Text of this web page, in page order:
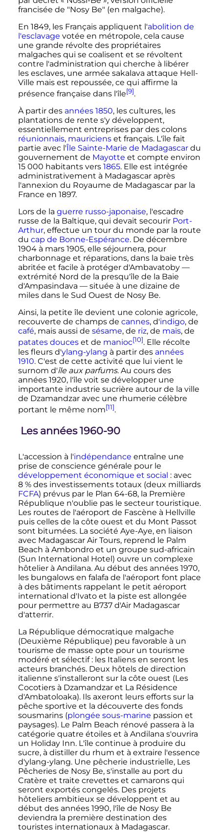
francisée de "Nosy Be" (en malgache).
En 1849, les Français appliquent l'abolition de
l'esclavage votée en métropole, cela cause
une grande révolte des propriétaires
malgaches qui se coalisent et se révoltent
contre l'administration qui cherche à libérer
les esclaves, une armée sakalava attaque Hell-
Ville mais est repoussée, ce qui affirme la
présence française dans l'île[9].
À partir des années 1850, les cultures, les
plantations de rente s'y développent,
essentiellement entreprises par des colons
réunionnais, mauricienset français. L'île fait
partie avec l'Île Sainte-Marie de Madagascardu
gouvernement de Mayotte et compte environ
15 000 habitantsvers 1865. Elle est intégrée
administrativement à Madagascar après
l'annexion du Royaume de Madagascar par la
France en 1897.
Lors de la guerre russo-japonaise, l'escadre
russe de la Baltique, qui devait secourir Port-
Arthur, effectue un tour du monde par la route
du cap de Bonne-Espérance. De décembre
1904 à mars 1905, elle séjournera, pour
charbonnage et réparations, dans la baie très
abritée et facile à protéger d'Ambavatoby —
extrémité Nord de la presqu'île de la Baie
d'Ampasindava —située à une dizaine de
miles dans le Sud Ouest de Nosy Be.
Ainsi, la petite île devient une colonie agricole,
recouverte de champs de cannes, d'indigo, de
café, mais aussi de sésame, de riz, de maïs, de
patates douceset de manioc[10]. Elle récolte
les fleurs d'ylang-ylang à partir des années
1910. C'est de cette activité que lui vient le
surnom d'île aux parfums. Au cours des
années 1920, l'île voit se développer une
importante industrie sucrière autour de la ville
de Dzamandzar avec une rhumerie célèbre
portant le même nom[11].
Les années 1960-90
L'accession à l'indépendance entraîne une
prise de conscience générale pour le
développement économique et social : avec
8 % des investissements totaux (deux milliards
FCFA) prévus par le Plan 64-68, la Première
République n'oublie pas le secteur touristique.
Les routes de l'aéroport de Fascène à Hellville
puis celles de la côte ouest et du Mont Passot
sont bitumées. La société Aye-Aye, en liaison
avec Madagascar Air Tours, reprend le Palm
Beach à Ambondro et un groupe sud-africain
(Sun International Hotel) ouvre un complexe
hôtelier à Andilana. Au début des années 1970,
les bungalows en falafa de l'aéroport font place
à des bâtiments rappelant le petit aéroport
international d'Ivato et la piste est allongée
pour permettre au B737 d'Air Madagascar
d'atterrir.
La République démocratique malgache
(Deuxième République) peu favorable à un
tourisme de masse opte pour un tourisme
modéré et sélectif : les Italiens en seront les
acteurs branchés. Deux hôtels de direction
italienne s'installeront sur la côte ouest (Les
Cocotiers à Dzamandzar et La Résidence
d'Ambatoloaka). Ils axeront leurs efforts sur la
pêche sportive et la découverte des fonds
sousmarins (plongée sous-marine passion et
paysages). Le Palm Beach rénové passera à la
catégorie quatre étoiles et à Andilana s'ouvrira
un Holiday Inn. L'île continue à produire du
sucre, à distiller du rhum et à extraire l'essence
d'ylang-ylang. Une pêcherie industrielle, Les
Pêcheries de Nosy Be, s'installe au port du
Cratère et traite crevettes et camarons qui
seront exportés congelés. Des projets
hôteliers ambitieux se développent et au
début des années 1990, l'île de Nosy Be
deviendra la première destination des
touristes internationaux à Madagascar.